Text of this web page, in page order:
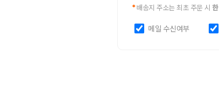
*배송지 주소는 최초 주문 시
메일 수신여부